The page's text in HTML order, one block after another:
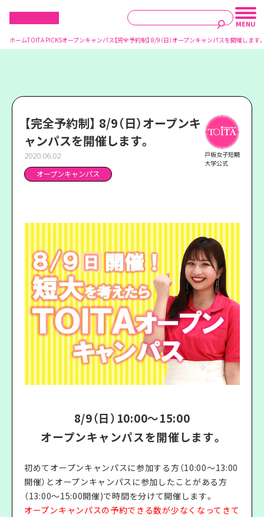
ホームTOITA PICKSオープンキャンパス 【完全予約制】 8/9（日）オープンキャンパスを開催します。
【完全予約制】 8/9（日）オープンキ
ャンパスを開催します。
2020.06.02
オープンキャンパス
戸板女子短期
大学公式
8/9（日）10:00〜15:00
オープンキャンパスを開催します。
初めてオープンキャンパスに参加する方（10:00〜13:00
開催）とオープンキャンパスに参加したことがある方
（13:00〜15:00開催)で時間を分けて開催します。
オープンキャンパスの予約できる数が少なくなってきて